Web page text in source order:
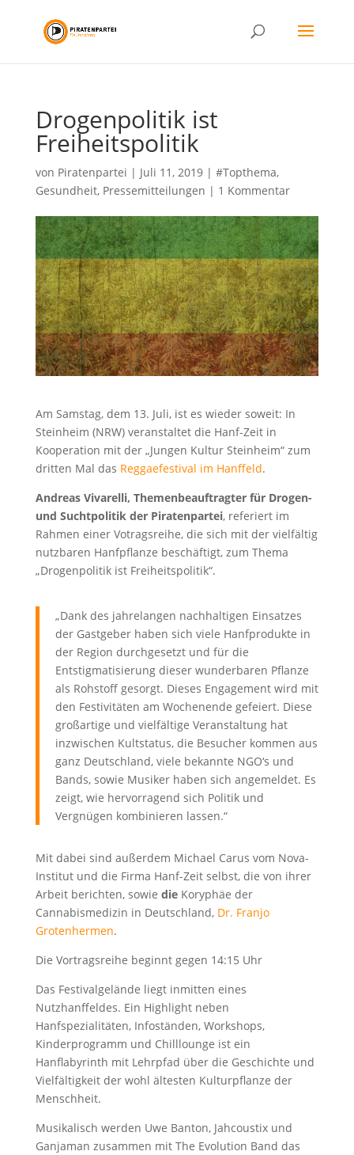
Drogenpolitik ist
Freiheitspolitik
von Piratenpartei | Juli 11, 2019| #Topthema,
Gesundheit, Pressemitteilungen | 1 Kommentar
Am Samstag, dem 13. Juli, ist es wieder soweit: In
Steinheim (NRW) veranstaltet die Hanf-Zeit in
Kooperation mit der „Jungen Kultur Steinheim“ zum
dritten Mal das Reggaefestival im Hanffeld.
Andreas Vivarelli, Themenbeauftragter für Drogen-
und Suchtpolitik der Piratenpartei, referiert im
Rahmen einer Votragsreihe, die sich mit der vielfältig
nutzbaren Hanfpflanze beschäftigt, zum Thema
„Drogenpolitik ist Freiheitspolitik“.
„Dank des jahrelangen nachhaltigen Einsatzes
der Gastgeber haben sich viele Hanfprodukte in
der Region durchgesetzt und für die
Entstigmatisierung dieser wunderbaren Pflanze
als Rohstoff gesorgt. Dieses Engagement wird mit
den Festivitäten am Wochenende gefeiert. Diese
großartige und vielfältige Veranstaltung hat
inzwischen Kultstatus, die Besucher kommen aus
ganz Deutschland, viele bekannte NGO‘s und
Bands, sowie Musiker haben sich angemeldet. Es
zeigt, wie hervorragend sich Politik und
Vergnügen kombinieren lassen.“
Mit dabei sind außerdem Michael Carus vom Nova-
Institut und die Firma Hanf-Zeit selbst, die von ihrer
Arbeit berichten, sowie dieKoryphäe der
Cannabismedizin in Deutschland, Dr. Franjo
Grotenhermen.
Die Vortragsreihe beginnt gegen 14:15 Uhr
Das Festivalgelände liegt inmitten eines
Nutzhanffeldes. Ein Highlight neben
Hanfspezialitäten, Infoständen, Workshops,
Kinderprogramm und Chilllounge ist ein
Hanflabyrinth mit Lehrpfad über die Geschichte und
Vielfältigkeit der wohl ältesten Kulturpflanze der
Menschheit.
Musikalisch werden Uwe Banton, Jahcoustix und
Ganjaman zusammen mit The Evolution Band das